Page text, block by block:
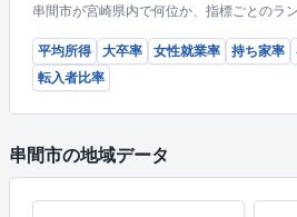
串間市が宮崎県内で何位か、指標ごとのラ
平均所得 大卒率 女性就業率 持ち家率
転入者比率
串間市の地域データ